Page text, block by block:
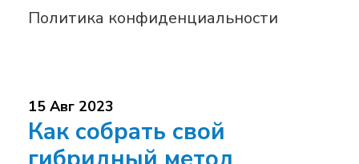
Политика конфиденциальности
15 Авг 2023
Как собрать свой